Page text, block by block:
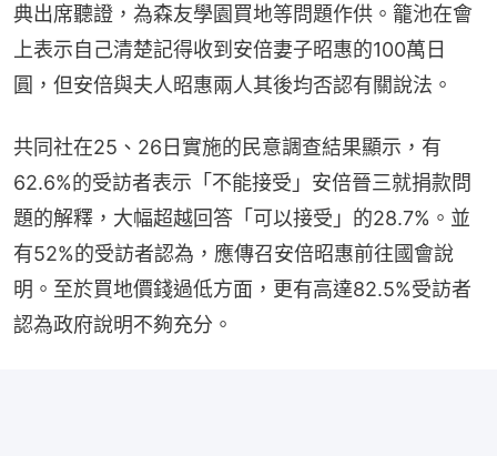
典出席聽證，為森友學園買地等問題作供。籠池在會
上表示自己清楚記得收到安倍妻子昭惠的100萬日
圓，但安倍與夫人昭惠兩人其後均否認有關說法。
共同社在25、26日實施的民意調查結果顯示，有
62.6%的受訪者表示「不能接受」安倍晉三就捐款問
題的解釋，大幅超越回答「可以接受」的28.7%。並
有52%的受訪者認為，應傳召安倍昭惠前往國會說
明。至於買地價錢過低方面，更有高達82.5%受訪者
認為政府說明不夠充分。